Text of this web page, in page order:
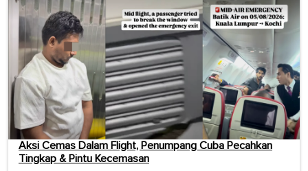
Aksi Cemas Dalam Flight, Penumpang Cuba Pecahkan
Tingkap & Pintu Kecemasan